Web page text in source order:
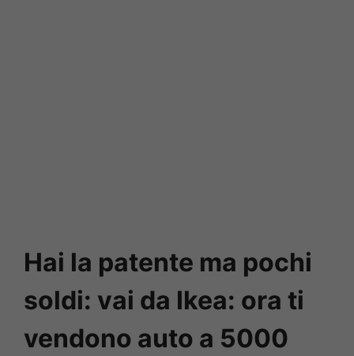
Hai la patente ma pochi
soldi: vai da Ikea: ora ti
vendono auto a 5000